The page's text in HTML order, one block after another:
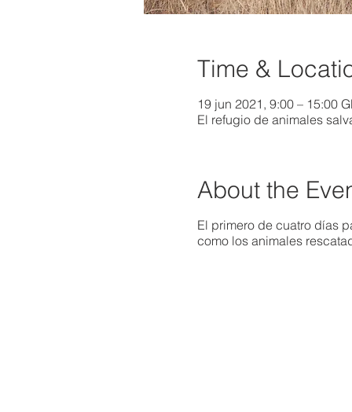
Time &
19 jun 2021, 9:00 – 15:00
El refugio de animales
About the
El primero de cuatro días
como los animales